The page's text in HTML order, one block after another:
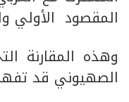
المقصود الأولي
وهذه المقارنة
الصهيوني قد